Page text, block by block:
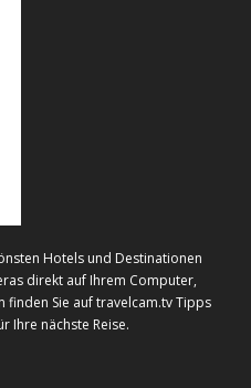
Hotels und Destinationen
direkt auf Ihrem Computer,
Sie auf travelcam.tv Tipps
Ihre nächste Reise.